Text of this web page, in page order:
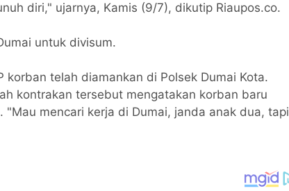
diri," ujarnya, Kamis (9/7), dikutip Riaupos.co.
untuk divisum.
telah diamankan di Polsek Dumai Kota.
kontrakan tersebut mengatakan korban baru
mencari kerja di Dumai, janda anak dua, tapi